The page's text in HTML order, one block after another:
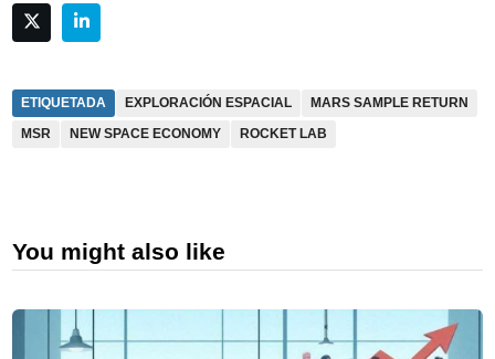
ETIQUETADA EXPLORACIÓN ESPACIAL
MARS SAMPLE RETURN
MSR
NEW SPACE ECONOMY ROCKET LAB
You might also like